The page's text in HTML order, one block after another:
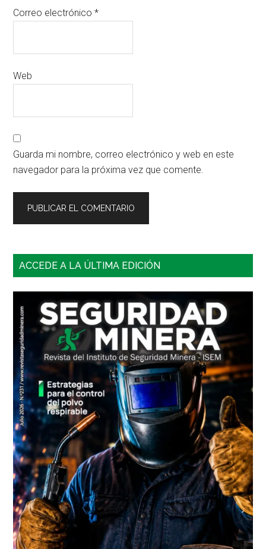
Correo electrónico*
Web
Guarda mi nombre, correo electrónico y web en este
navegador para la próxima vez que comente.
Barra
principal
ACCEDE A LA ÚLTIMA EDICIÓN